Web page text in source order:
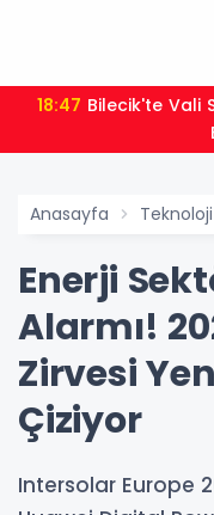
18:47
Anasayfa Teknoloji
Enerji
Alarmı!
Zirvesi
Çiziyor
Intersolar Europe